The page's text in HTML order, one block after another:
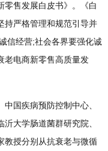
零售发展白皮书》。《白
持严格管理和规范引导并
信经营;社会各界要强化诚
老电商新零售高质量发
国疾病预防控制中心、
大学肠道菌群研究院、
教授分别从抗衰老与微循